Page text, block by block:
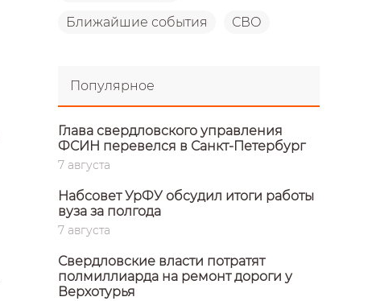
Ближайшие события СВО
Популярное
Глава свердловского управления
ФСИН перевелся в Санкт-Петербург
7 августа
Набсовет УрФУ обсудил итоги работы
вуза за полгода
7 августа
Свердловские власти потратят
полмиллиарда на ремонт дороги у
Верхотурья